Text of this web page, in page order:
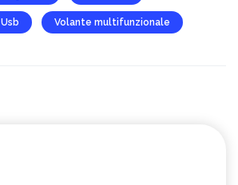
Usb Volante multifunzionale